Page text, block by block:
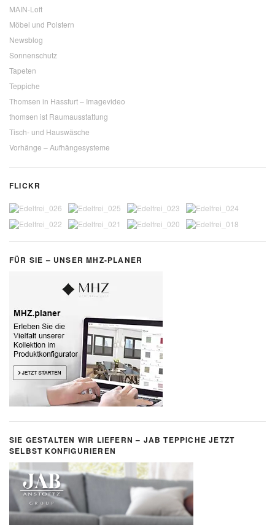
MAIN-Loft
Möbel und Polstern
Newsblog
Sonnenschutz
Tapeten
Teppiche
Thomsen in Hassfurt – Imagevideo
thomsen ist Raumausstattung
Tisch- und Hauswäsche
Vorhänge – Aufhängesysteme
FLICKR
FÜR SIE – UNSER MHZ-PLANER
SIE GESTALTEN WIR LIEFERN – JAB TEPPICHE JETZT
SELBST KONFIGURIEREN